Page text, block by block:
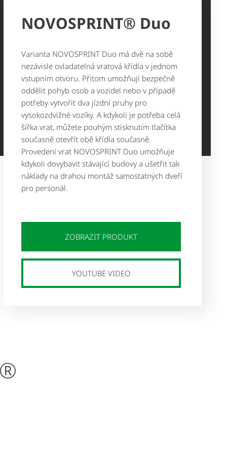
NOVOSPRINT® Duo
Varianta NOVOSPRINT Duo má dvě na sobě
nezávisle ovladatelná vratová křídla v jednom
vstupním otvoru. Přitom umožňují bezpečně
oddělit pohyb osob a vozidel nebo v případě
potřeby vytvořit dva jízdní pruhy pro
vysokozdvižné vozíky. A kdykoli je potřeba celá
šířka vrat, můžete pouhým stisknutím tlačítka
současně otevřít obě křídla současně.
Provedení vrat NOVOSPRINT Duo umožňuje
kdykoli dovybavit stávající budovy a ušetřit tak
náklady na drahou montáž samostatných dveří
pro personál.
ZOBRAZIT PRODUKT
YOUTUBE VIDEO